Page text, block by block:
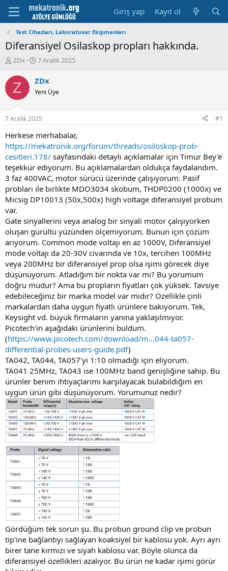
Giriş yap Kayıt ol
Test Cihazları, Laboratuvar Ekipmanları
Diferansiyel Osilaskop propları hakkında.
K
n
u
u
a
ş
l
a
t
a
n
ZDx
B
ş
a
a
t
a
i
h
i
7 Aralık 2025
Z ZDx
Yeni Üye
7 Aralık 2025 #1
Herkese merhabalar,
https://mekatronik.org/forum/threads/osiloskop-prob-
cesitleri.178/ sayfasındaki detaylı açıklamalar için Timur Bey'e
teşekkür ediyorum. Bu açıklamalardan oldukça faydalandım.
3 faz 400VAC, motor sürücü üzerinde çalışıyorum. Pasif
probları ile birlikte MDO3034 skobum, THDP0200 (1000x) ve
Micsig DP10013 (50x,500x) high voltage diferansiyel probum
var.
Gate sinyallerini veya analog bir sinyali motor çalışıyorken
oluşan gürültü yüzünden ölçemiyorum. Bunun için çözüm
arıyorum. Common mode voltajı en az 1000V, Diferansiyel
mode voltajı da 20-30V civarında ve 10x, tercihen 100MHz
veya 200MHz bir diferansiyel prop olsa işimi görecek diye
düşünüyorum. Atladığım bir nokta var mı? Bu yorumum
doğru mudur? Ama bu propların fiyatları çok yüksek. Tavsiye
edebileceğiniz bir marka model var mıdır? Özellikle çinli
markalardan daha uygun fiyatlı ürünlere bakıyorum. Tek,
Keysight vd. büyük firmaların yanına yaklaşılmıyor.
Picotech'in aşağıdaki ürünlerini buldum.
(https://www.picotech.com/download/m...044-ta057-
differential-probes-users-guide.pdf)
TA042, TA044, TA057'yi 1:10 olmadığı için eliyorum.
TA041 25MHz, TA043 ise 100MHz band genişliğine sahip. Bu
ürünler benim ihtiyaçlarımı karşılayacak bulabildiğim en
uygun ürün gibi düşünüyorum. Yorumunuz nedir?
Gördüğüm tek sorun şu. Bu probun ground clip ve probun
tip'ine bağlantıyı sağlayan koaksiyel bir kablosu yok. Ayrı ayrı
birer tane kırmızı ve siyah kablosu var. Böyle olunca da
diferansiyel özellikleri azalıyor. Bu ürün ne kadar işimi görür